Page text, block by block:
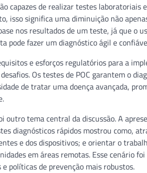
capazes de realizar testes laboratoriais
isso significa uma diminuição não
nos resultados de um teste, já que o
pode fazer um diagnóstico ágil e
e esforços regulatórios para a
Os testes de POC garantem o
de tratar uma doença avançada,
tema central da discussão. A
diagnósticos rápidos mostrou como,
e dos dispositivos; e orientar o
em áreas remotas. Esse cenário
políticas de prevenção mais robustos.